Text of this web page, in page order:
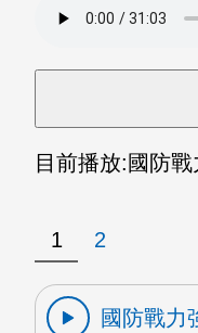
目前播放: 國防戰
1 2
國防戰力